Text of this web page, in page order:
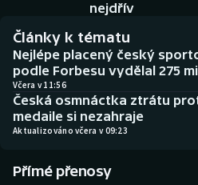
Baseball a softbal
Basketbal
Biatlon
Boby a skeleton
Box
Historické návraty
Aplikace ČT sport
AZ kvíz
nejdřív
Články k tématu
Nejlépe placený český
podle Forbesu vydělal 275
Včera v 11:56
Česká osmnáctka ztrátu
medaile si nezahraje
Aktualizováno včera v 09:23
Přímé přenosy